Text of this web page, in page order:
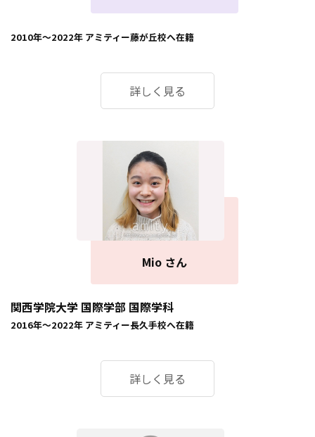
2010年～2022年 アミティー藤が丘校へ在籍
詳しく見る
Mio さん
関西学院大学 国際学部 国際学科
2016年～2022年 アミティー長久手校へ在籍
詳しく見る